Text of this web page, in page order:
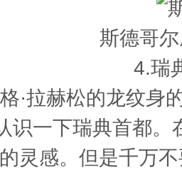
斯德哥
4.瑞
·拉赫松的龙纹身
识一下瑞典首都
灵感。但是千万